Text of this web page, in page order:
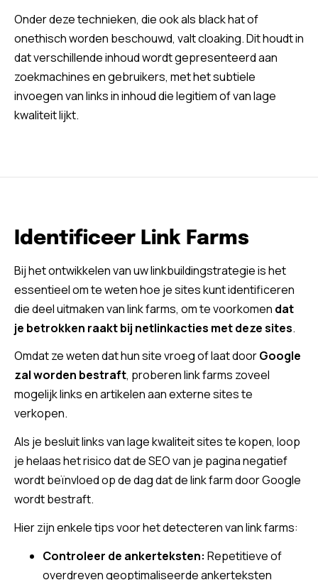
Onder deze technieken, die ook als black hat of
onethisch worden beschouwd, valt cloaking. Dit houdt in
dat verschillende inhoud wordt gepresenteerd aan
zoekmachines en gebruikers, met het subtiele
invoegen van links in inhoud die legitiem of van lage
kwaliteit lijkt.
Identificeer Link Farms
Bij het ontwikkelen van uw linkbuildingstrategie is het
essentieel om te weten hoe je sites kunt identificeren
die deel uitmaken van link farms, om te voorkomen dat
je betrokken raakt bij netlinkacties met deze sites.
Omdat ze weten dat hun site vroeg of laat doorGoogle
zal worden bestraft, proberen link farms zoveel
mogelijk links en artikelen aan externe sites te
verkopen.
Als je besluit links van lage kwaliteit sites te kopen, loop
je helaas het risico dat de SEO van je pagina negatief
wordt beïnvloed op de dag dat de link farm door Google
wordt bestraft.
Hier zijn enkele tips voor het detecteren van link farms:
Controleer de ankerteksten: Repetitieve of
overdreven geoptimaliseerde ankerteksten